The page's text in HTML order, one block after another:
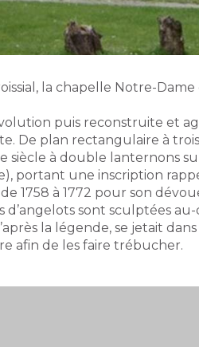
la chapelle Notre-
puis reconstruite et
De plan rectangulaire à
à double lanternons
portant une inscription
1758 à 1772 pour son
sont sculptées au-
la légende, se jetait dans
afin de les faire trébucher.